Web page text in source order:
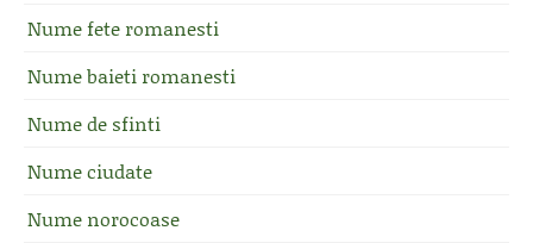
Nume fete romanesti
Nume baieti romanesti
Nume de sfinti
Nume ciudate
Nume norocoase